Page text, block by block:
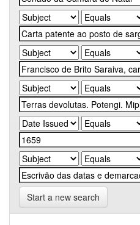
Start a new search